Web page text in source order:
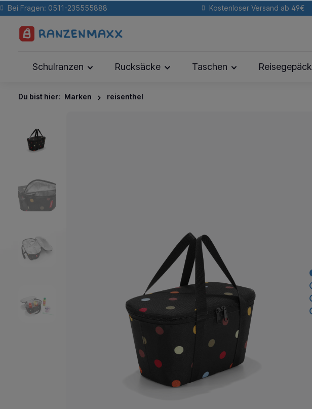
Bei Fragen: 0511-235555888 Kostenloser Versand ab 49€
Schulranzen Rucksäcke Taschen Reisegepäck
Du bist hier: Marken reisenthel